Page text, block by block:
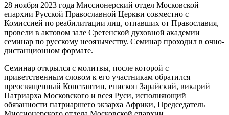
28 ноября 2023 года Миссионерский отдел Московской
епархии Русской Православной Церкви совместно с
Комиссией по реабилитации лиц, отпавших от Православия,
провели в актовом зале Сретенской духовной академии
семинар по русскому неоязычеству. Семинар проходил в очно-
дистанционном формате.
Семинар открылся с молитвы, после которой с
приветственным словом к его участникам обратился
преосвященный Константин, епископ Зарайский, викарий
Патриарха Московского и всея Руси, исполняющий
обязанности патриаршего экзарха Африки, Председатель